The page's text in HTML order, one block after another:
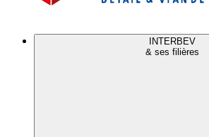
INTERBEV
& ses filières